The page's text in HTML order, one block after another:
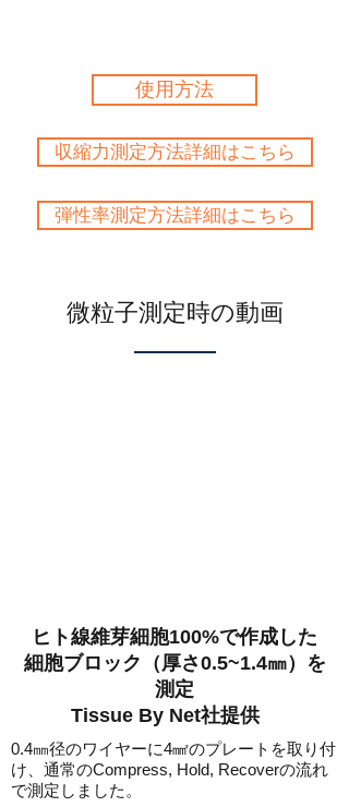
使用方法
収縮力測定方法詳細はこちら
弾性率測定方法詳細はこちら
微粒子測定時の動画
ヒト線維芽細胞100%で作成した
細胞ブロック（厚さ0.5~1.4㎜）を
測定
​Tissue By Net社提供
0.4㎜径のワイヤーに4㎟のプレートを取り付
け、通常のCompress, Hold, Recoverの流れ
で測定しました。